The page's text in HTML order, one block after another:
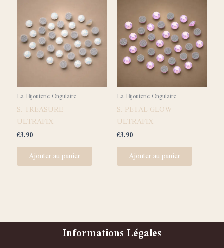
La Bijouterie Ongulaire
S. TREASURE –
ULTRAFIX
€3.90
Ajouter au panier
La Bijouterie Ongulaire
S. PETAL GLOW –
ULTRAFIX
€3.90
Ajouter au panier
Informations Légales